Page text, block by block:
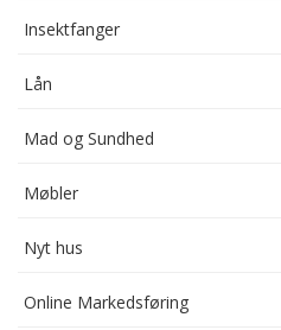
Insektfanger
Lån
Mad og Sundhed
Møbler
Nyt hus
Online Markedsføring